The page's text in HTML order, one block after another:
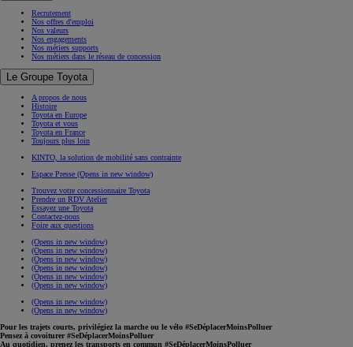
Recrutement
Nos offres d'emploi
Nos valeurs
Nos engagements
Nos métiers supports
Nos métiers dans le réseau de concession
Le Groupe Toyota
A propos de nous
Histoire
Toyota en Europe
Toyota et vous
Toyota en France
Toujours plus loin
KINTO, la solution de mobilité sans contrainte
Espace Presse (Opens in new window)
Trouvez votre concessionnaire Toyota
Prendre un RDV Atelier
Essayez une Toyota
Contactez-nous
Foire aux questions
(Opens in new window)
(Opens in new window)
(Opens in new window)
(Opens in new window)
(Opens in new window)
(Opens in new window)
(Opens in new window)
(Opens in new window)
Pour les trajets courts, privilégiez la marche ou le vélo #SeDéplacerMoinsPolluer
Pensez à covoiturer #SeDéplacerMoinsPolluer
Au quotidien, prenez les transports en commun #SeDéplacerMoinsPolluer